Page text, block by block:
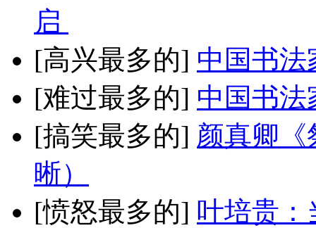
启
[高兴最多的] 中国书法
[难过最多的] 中国书法
[搞笑最多的] 颜真卿《
晰）
[愤怒最多的] 叶培贵：